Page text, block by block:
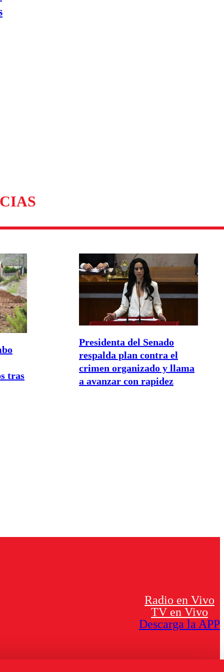
tras
Presidenta del Senado
respalda plan contra el
crimen organizado y llama
a avanzar con rapidez
Radio en Vivo
TV en Vivo
Descarga la APP